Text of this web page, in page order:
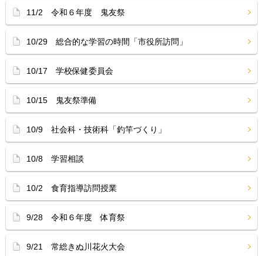
11/2 令和６年度 鬼友祭
10/29 総合的な学習の時間「市役所訪問」
10/17 学校保健委員会
10/15 鬼友祭準備
10/9 社会科・技術科「釣竿づくり」
10/8 学習相談
10/2 食育指導訪問授業
9/28 令和６年度 体育祭
9/21 常総きぬ川花火大会